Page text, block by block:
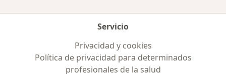
Servicio
Privacidad y cookies
Política de privacidad para determinados
profesionales de la salud